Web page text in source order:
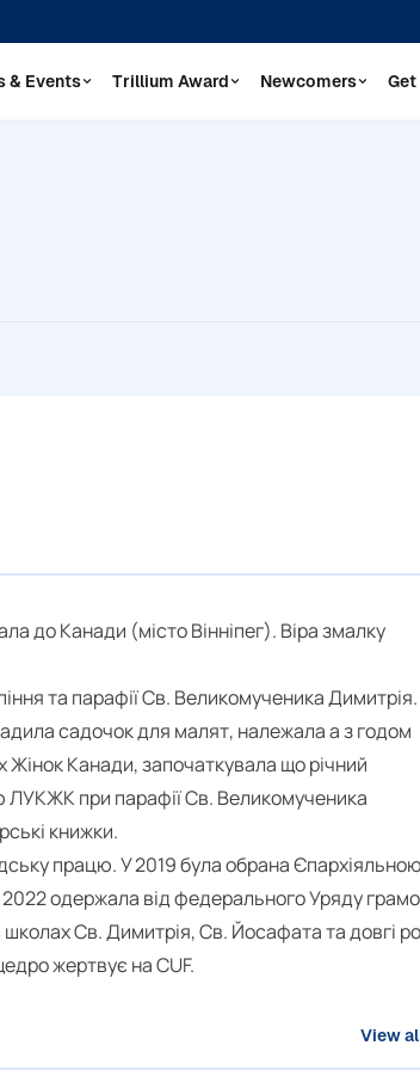
& Events Trillium Award Newcomers Get
до Канади (місто Вінніпег). Віра змалку
та парафії Св. Великомученика Димитрія.
садочок для малят, належала а з годом
Жінок Канади, започаткувала що річний
ЛУКЖК при парафії Св. Великомученика
книжки.
працю. У 2019 була обрана Єпархіяльною
одержала від федерального Уряду
Св. Димитрія, Св. Йосафата та довгі
жертвує на CUF.
View